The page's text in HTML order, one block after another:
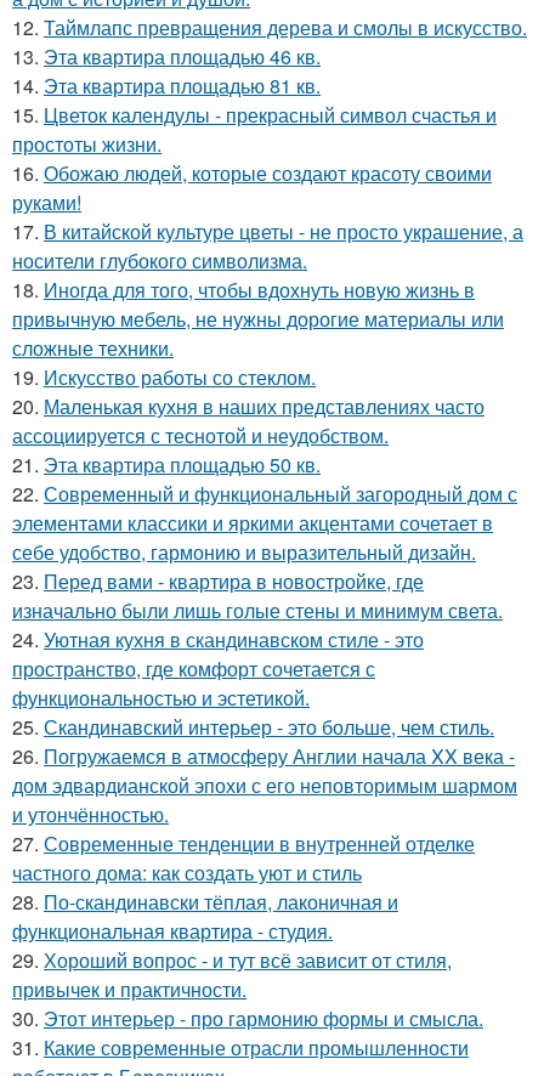
12. Таймлапс превращения дерева и смолы в искусство.
13. Эта квартира площадью 46 кв.
14. Эта квартира площадью 81 кв.
15. Цветок календулы - прекрасный символ счастья и
простоты жизни.
16. Обожаю людей, которые создают красоту своими
руками!
17. В китайской культуре цветы - не просто украшение, а
носители глубокого символизма.
18. Иногда для того, чтобы вдохнуть новую жизнь в
привычную мебель, не нужны дорогие материалы или
сложные техники.
19. Искусство работы со стеклом.
20. Маленькая кухня в наших представлениях часто
ассоциируется с теснотой и неудобством.
21. Эта квартира площадью 50 кв.
22. Современный и функциональный загородный дом с
элементами классики и яркими акцентами сочетает в
себе удобство, гармонию и выразительный дизайн.
23. Перед вами - квартира в новостройке, где
изначально были лишь голые стены и минимум света.
24. Уютная кухня в скандинавском стиле - это
пространство, где комфорт сочетается с
функциональностью и эстетикой.
25. Скандинавский интерьер - это больше, чем стиль.
26. Погружаемся в атмосферу Англии начала XX века -
дом эдвардианской эпохи с его неповторимым шармом
и утончённостью.
27. Современные тенденции в внутренней отделке
частного дома: как создать уют и стиль
28. По-скандинавски тёплая, лаконичная и
функциональная квартира - студия.
29. Хороший вопрос - и тут всё зависит от стиля,
привычек и практичности.
30. Этот интерьер - про гармонию формы и смысла.
31. Какие современные отрасли промышленности